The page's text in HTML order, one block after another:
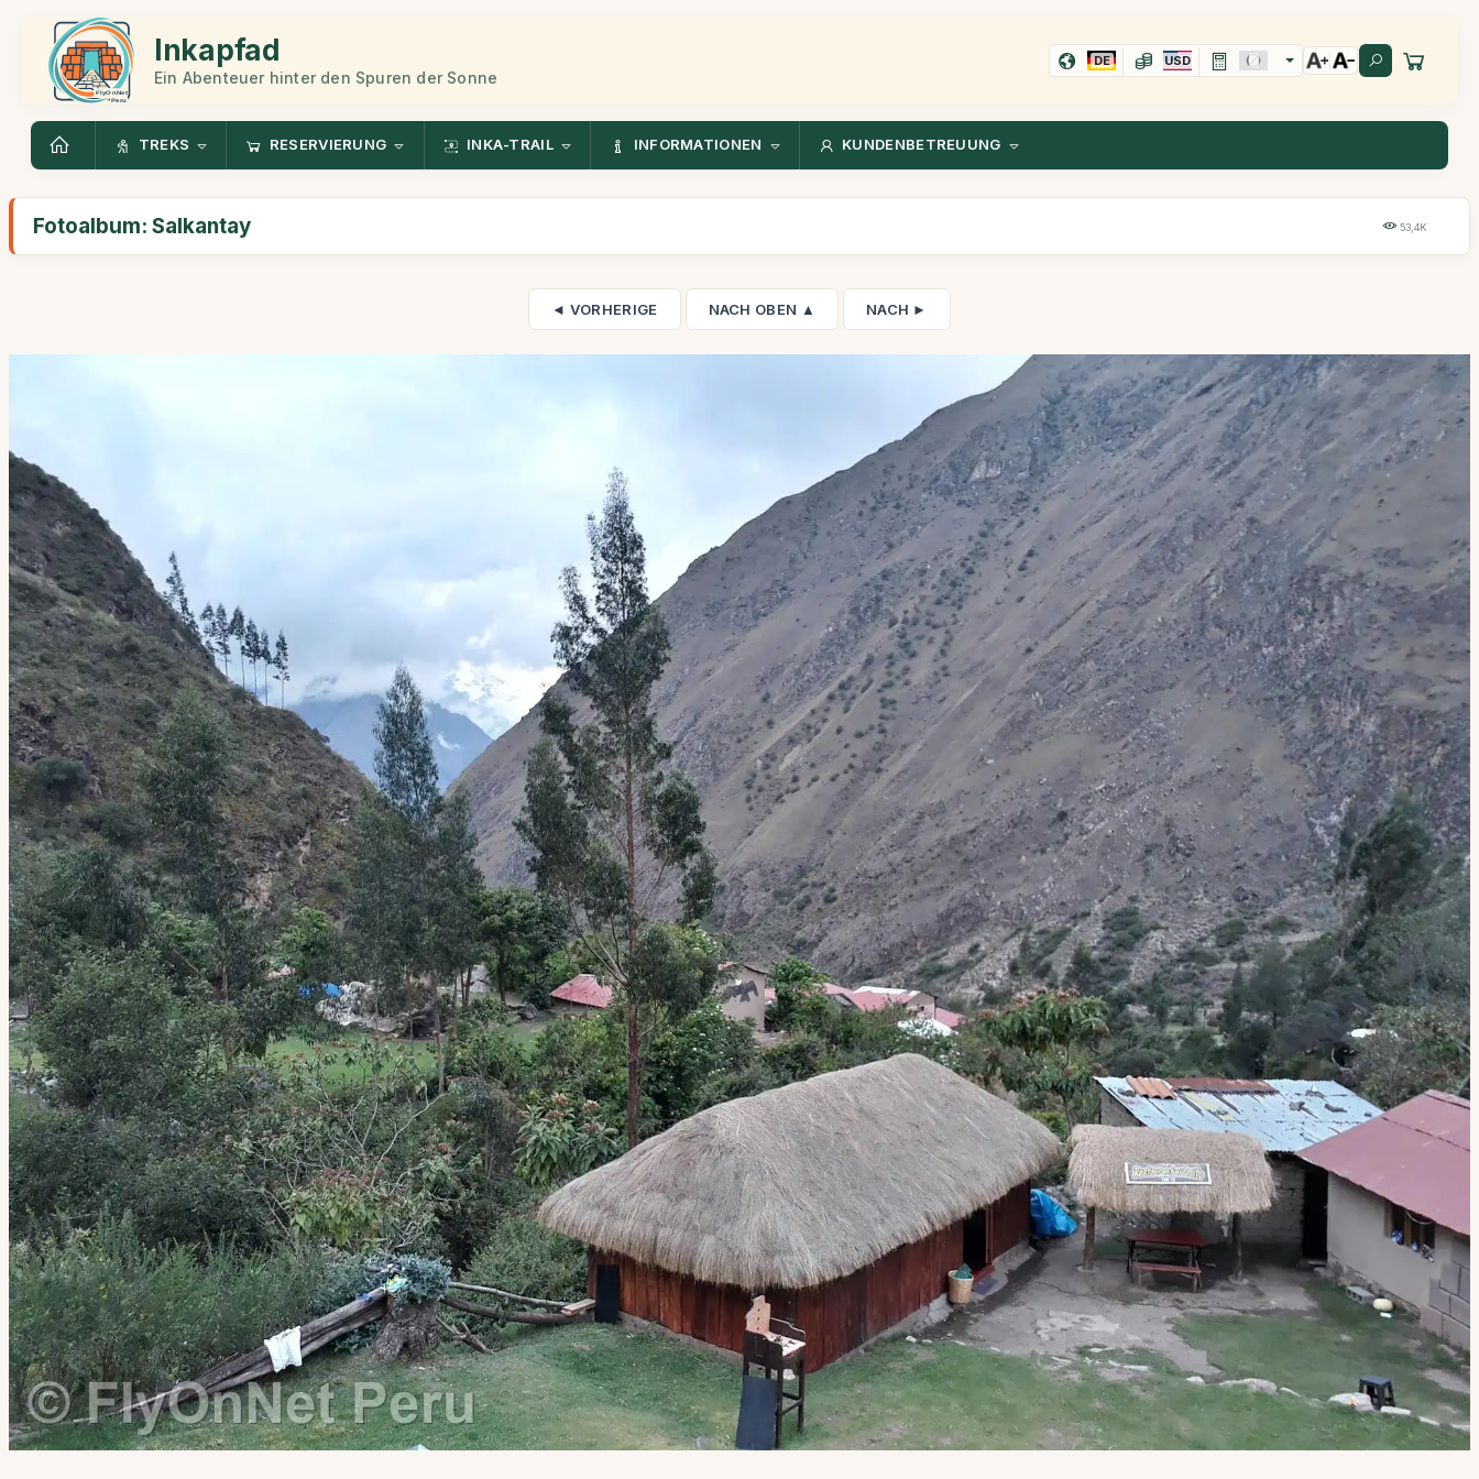
Inkapfad
Ein Abenteuer hinter den Spuren der Sonne
DE USD
TREKS RESERVIERUNG INKA-TRAIL INFORMATIONEN KUNDENBETREUUNG
Fotoalbum: Salkantay 53,4K
◄ VORHERIGE NACH OBEN ▲ NACH ►